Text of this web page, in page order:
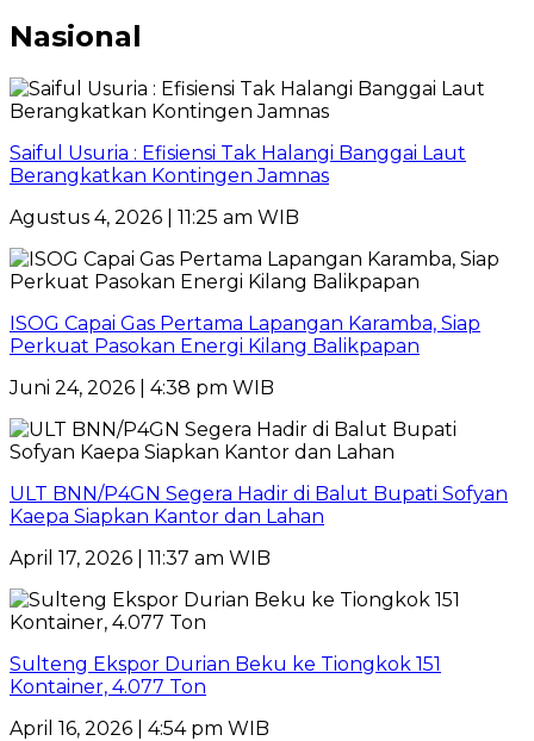
Nasional
Saiful Usuria : Efisiensi Tak Halangi Banggai Laut
Berangkatkan Kontingen Jamnas
Agustus 4, 2026 | 11:25 am WIB
ISOG Capai Gas Pertama Lapangan Karamba, Siap
Perkuat Pasokan Energi Kilang Balikpapan
Juni 24, 2026 | 4:38 pm WIB
ULT BNN/P4GN Segera Hadir di Balut Bupati Sofyan
Kaepa Siapkan Kantor dan Lahan
April 17, 2026 | 11:37 am WIB
Sulteng Ekspor Durian Beku ke Tiongkok 151
Kontainer, 4.077 Ton
April 16, 2026 | 4:54 pm WIB